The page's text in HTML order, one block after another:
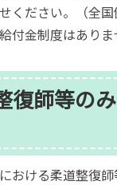
ください。（全
付金制度はありま
復師等の
おける柔道整復